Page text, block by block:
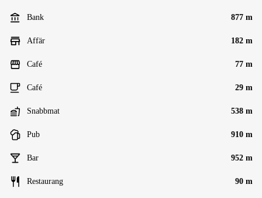
Bank 877 m
Affär 182 m
Café 77 m
Café 29 m
Snabbmat 538 m
Pub 910 m
Bar 952 m
Restaurang 90 m